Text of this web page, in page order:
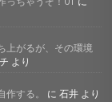
上がるが、その環境
より
する。 に石井 より